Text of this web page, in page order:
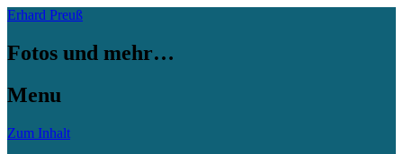
Erhard Preuß
Fotos und mehr…
Menu
Zum Inhalt